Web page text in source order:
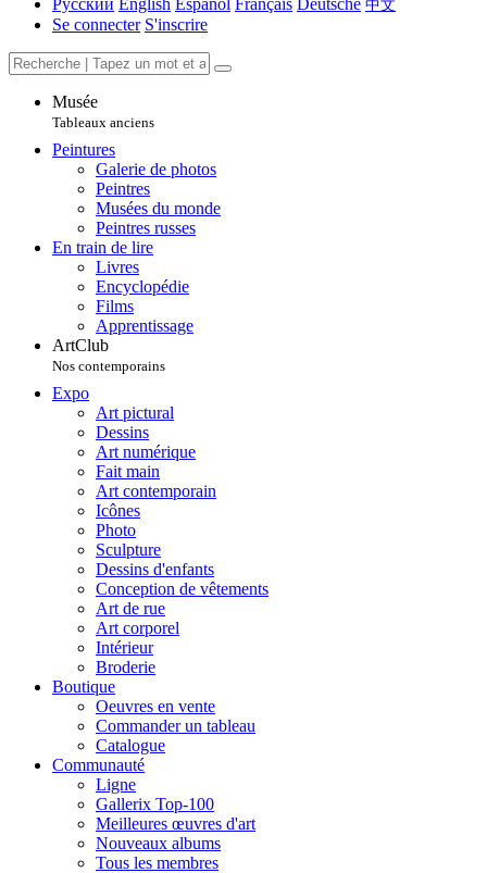
Русский English Español Français Deutsche 中文
Se connecter S'inscrire
Musée
Tableaux anciens
Peintures
Galerie de photos
Peintres
Musées du monde
Peintres russes
En train de lire
Livres
Encyclopédie
Films
Apprentissage
ArtClub
Nos contemporains
Expo
Art pictural
Dessins
Art numérique
Fait main
Art contemporain
Icônes
Photo
Sculpture
Dessins d'enfants
Conception de vêtements
Art de rue
Art corporel
Intérieur
Broderie
Boutique
Oeuvres en vente
Commander un tableau
Catalogue
Communauté
Ligne
Gallerix Top-100
Meilleures œuvres d'art
Nouveaux albums
Tous les membres